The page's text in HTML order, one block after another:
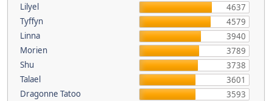
Lilyel
4637
Tyffyn
4579
Linna
3940
Morien
3789
Shu
3738
Talael
3601
Dragonne Tatoo
3593